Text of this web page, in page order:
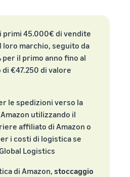
primi 45.000€ di vendite
marchio, seguito da
per il primo anno fino al
€47.250 di valore
le spedizioni verso la
utilizzando il
affiliato di Amazon o
i costi di logistica se
Logistics
di Amazon, stoccaggio